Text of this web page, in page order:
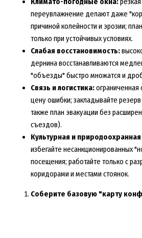
переувлажнение делают даже
причиной колейности и эрозии;
только при устойчивых условиях.
Слабая восстановимость:
дернина восстанавливаются
"объезды" быстро множатся и
Связь и логистика:ограниченная
цену ошибки; закладывайте
также план эвакуации без
съездов).
Культурная и
избегайте несанкционированных
посещения; работайте только с
коридорами и местами стоянок.
Соберите базовую "карту